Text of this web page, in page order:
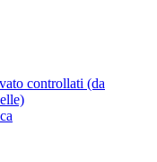
controllati (da